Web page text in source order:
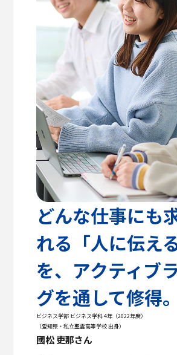
健康医療科学部
福祉貢献学部
交流文化学部
ビジネス学部
グローバル・コミュニケーション学部
公式SNS
入学を
愛知淑徳大学公式サ
どんな仕事にも
れる「人に伝え
を、アクティブ
グを通して修得。
ビジネス学部 ビジネス学科 4年（2022年度）
（愛知県・私立聖霊高等学校 出身）
國松 吏那さん